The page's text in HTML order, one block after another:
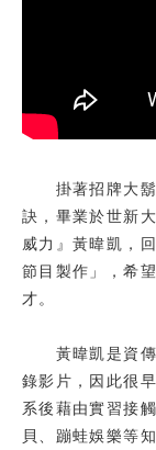
掛著招牌大鬍
訣，畢業於世新
威力』黃暐凱，
節目製作」，希
才。
黃暐凱是資傳
錄影片，因此很
系後藉由實習接
貝、蹦蛙娛樂等